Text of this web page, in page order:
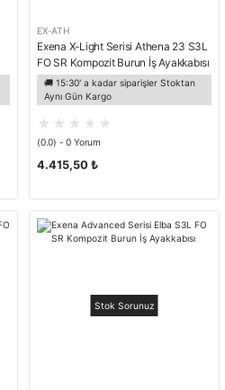
EX-ATH
Exena X-Light Serisi Athena 23 S3L
FO SR Kompozit Burun İş Ayakkabısı
🚚 15:30' a kadar siparişler Stoktan
Aynı Gün Kargo
(0.0) - 0 Yorum
4.415,50 ₺
Stok Sorunuz